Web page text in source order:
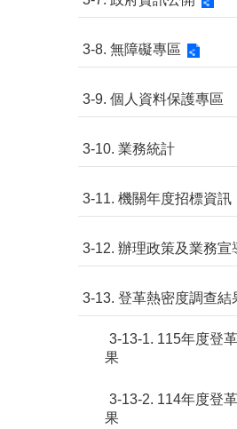
3-8. 無障礙專區
3-9. 個人資料保護專區
3-10. 業務統計
3-11. 機關年度招標資訊
3-12. 辦理政策及業務宣
3-13. 登革熱密度調查結
3-13-1. 115年度登
果
3-13-2. 114年度登
果